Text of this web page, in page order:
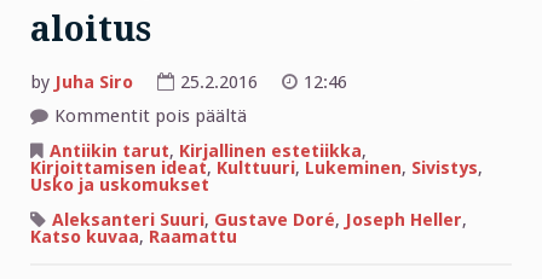
aloitus
by Juha Siro 25.2.2016
12:46
Kommentit pois päältä
ylittämätön
kirjan
aloitus
Antiikin tarut, Kirjallinen estetiikka,
Kirjoittamisen ideat, Kulttuuri, Lukeminen, Sivistys,
Usko ja uskomukset
Aleksanteri Suuri, Gustave Doré, Joseph Heller,
Katso kuvaa, Raamattu